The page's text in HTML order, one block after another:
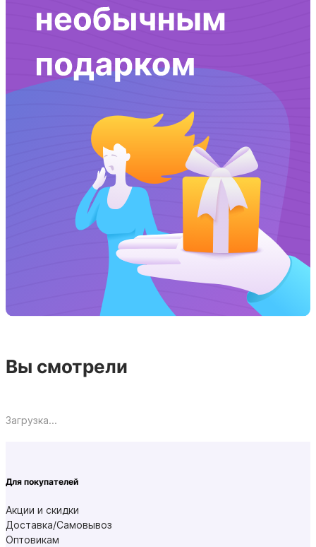
Вы смотрели
Загрузка...
Для покупателей
Акции и скидки
Доставка/Самовывоз
Оптовикам